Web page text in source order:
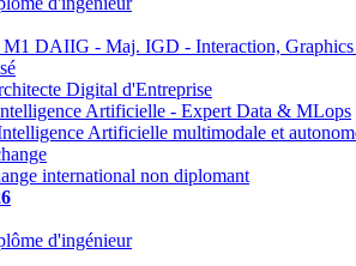
DAIIG - Maj. IGD - Interaction, Graphics
Digital d'Entreprise
Artificielle - Expert Data & MLops
Artificielle multimodale et
international non diplomant
d'ingénieur